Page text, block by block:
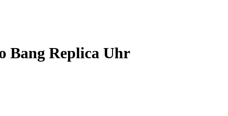
Bang Replica Uhr